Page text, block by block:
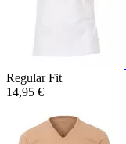
Regular Fit
14,95 €